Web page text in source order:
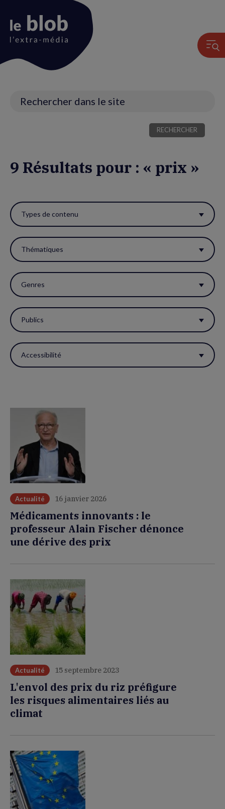
9 Résultats pour : « prix »
ces
filtres
pour
réactualiser
la
page.
Types de contenu
Thématiques
Genres
Publics
Accessibilité
Actualité 16 janvier 2026
Médicaments innovants : le
professeur Alain Fischer dénonce
une dérive des prix
Actualité 15 septembre 2023
L'envol des prix du riz préfigure
les risques alimentaires liés au
climat